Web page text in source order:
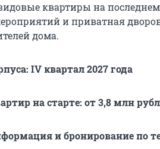
квартиры на
и приватная
дома.
IVквартал 2027 года
на старте: от 3,8 млн
и бронирование по